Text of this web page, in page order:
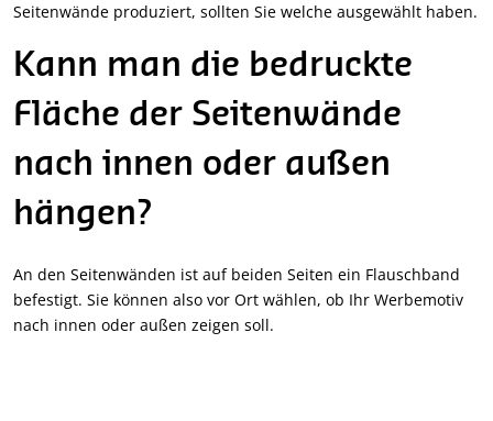
Seitenwände produziert, sollten Sie welche ausgewählt haben.
Kann man die bedruckte
Fläche der Seitenwände
nach innen oder außen
hängen?
An den Seitenwänden ist auf beiden Seiten ein Flauschband
befestigt. Sie können also vor Ort wählen, ob Ihr Werbemotiv
nach innen oder außen zeigen soll.